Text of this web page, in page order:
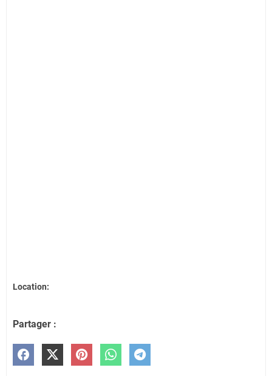
Location:
Partager :